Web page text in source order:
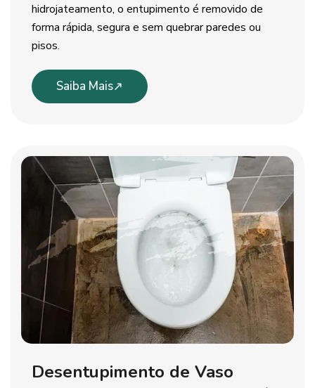
hidrojateamento, o entupimento é removido de
forma rápida, segura e sem quebrar paredes ou
pisos.
Saiba Mais
Desentupimento de Vaso